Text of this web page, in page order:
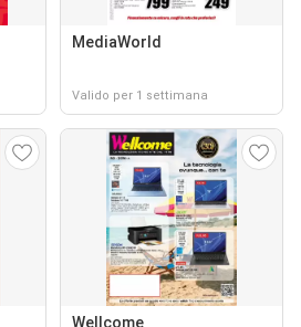
MediaWorld
Valido per 1 settimana
Wellcome